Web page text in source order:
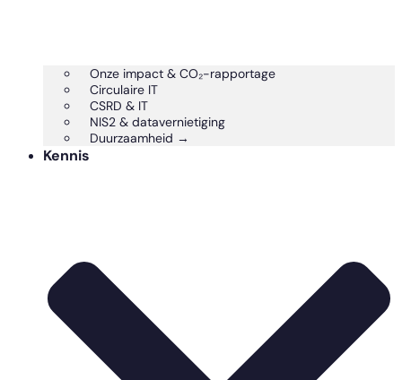
Onze impact & CO₂-rapportage
Circulaire IT
CSRD & IT
NIS2 & datavernietiging
Duurzaamheid →
Kennis